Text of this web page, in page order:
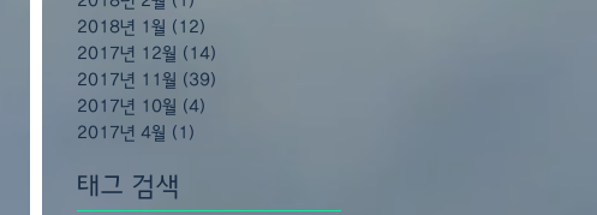
2018년 1월 (12)
2017년 12월 (14)
2017년 11월 (39)
2017년 10월 (4)
2017년 4월 (1)
태그 검색